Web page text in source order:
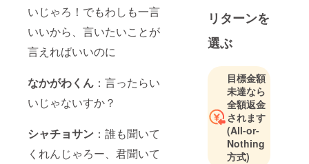
いじゃろ！でもわしも一言
いいから、言いたいことが
言えればいいのに
なかがわくん ：言ったらい
いじゃないすか？
シャチョサン ：誰も聞いて
くれんじゃろー、君聞いて
リターンを
選ぶ
目標金額
未達なら
全額返金
されます
(All-or-
Nothing
方式)